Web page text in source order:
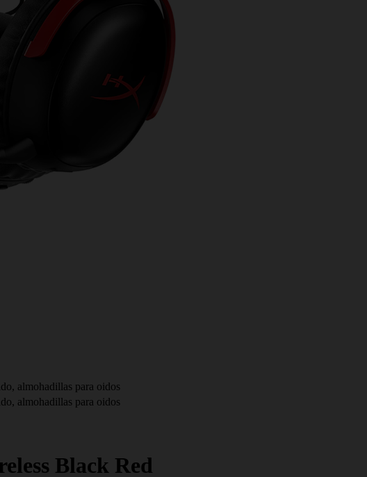
almohadillas para oidos
almohadillas para oidos
Black Red